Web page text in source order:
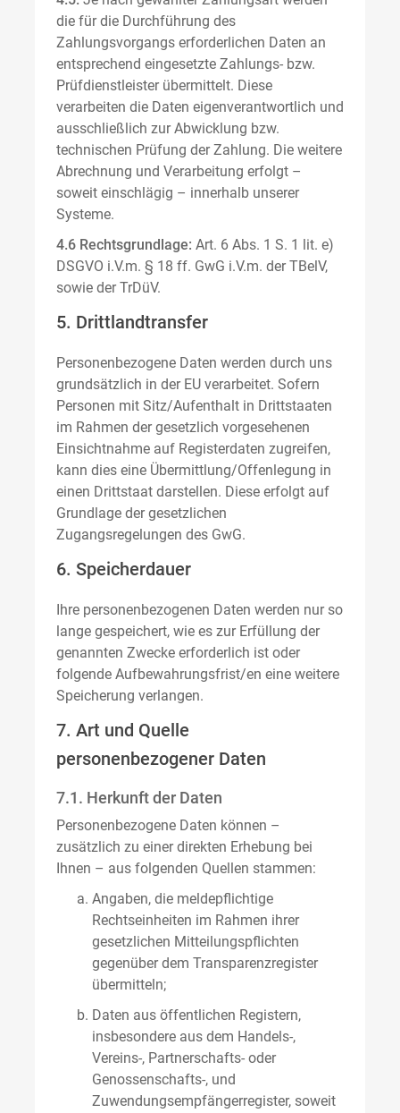
die für die Durchführung des
Zahlungsvorgangs erforderlichen Daten an
entsprechend eingesetzte Zahlungs- bzw.
Prüfdienstleister übermittelt. Diese
verarbeiten die Daten eigenverantwortlich und
ausschließlich zur Abwicklung bzw.
technischen Prüfung der Zahlung. Die weitere
Abrechnung und Verarbeitung erfolgt –
soweit einschlägig – innerhalb unserer
Systeme.
4.6 Rechtsgrundlage: Art. 6 Abs. 1 S. 1 lit. e)
DSGVO i.V.m. § 18 ff. GwG i.V.m. der TBelV,
sowie der TrDüV.
5. Drittlandtransfer
Personenbezogene Daten werden durch uns
grundsätzlich in der EU verarbeitet. Sofern
Personen mit Sitz/Aufenthalt in Drittstaaten
im Rahmen der gesetzlich vorgesehenen
Einsichtnahme auf Registerdaten zugreifen,
kann dies eine Übermittlung/Offenlegung in
einen Drittstaat darstellen. Diese erfolgt auf
Grundlage der gesetzlichen
Zugangsregelungen des GwG.
6. Speicherdauer
Ihre personenbezogenen Daten werden nur so
lange gespeichert, wie es zur Erfüllung der
genannten Zwecke erforderlich ist oder
folgende Aufbewahrungsfrist/en eine weitere
Speicherung verlangen.
7. Art und Quelle
personenbezogener Daten
7.1. Herkunft der Daten
Personenbezogene Daten können –
zusätzlich zu einer direkten Erhebung bei
Ihnen – aus folgenden Quellen stammen:
Angaben, die meldepflichtige
Rechtseinheiten im Rahmen ihrer
gesetzlichen Mitteilungspflichten
gegenüber dem Transparenzregister
übermitteln;
Daten aus öffentlichen Registern,
insbesondere aus dem Handels-,
Vereins-, Partnerschafts- oder
Genossenschafts-, und
Zuwendungsempfängerregister, soweit